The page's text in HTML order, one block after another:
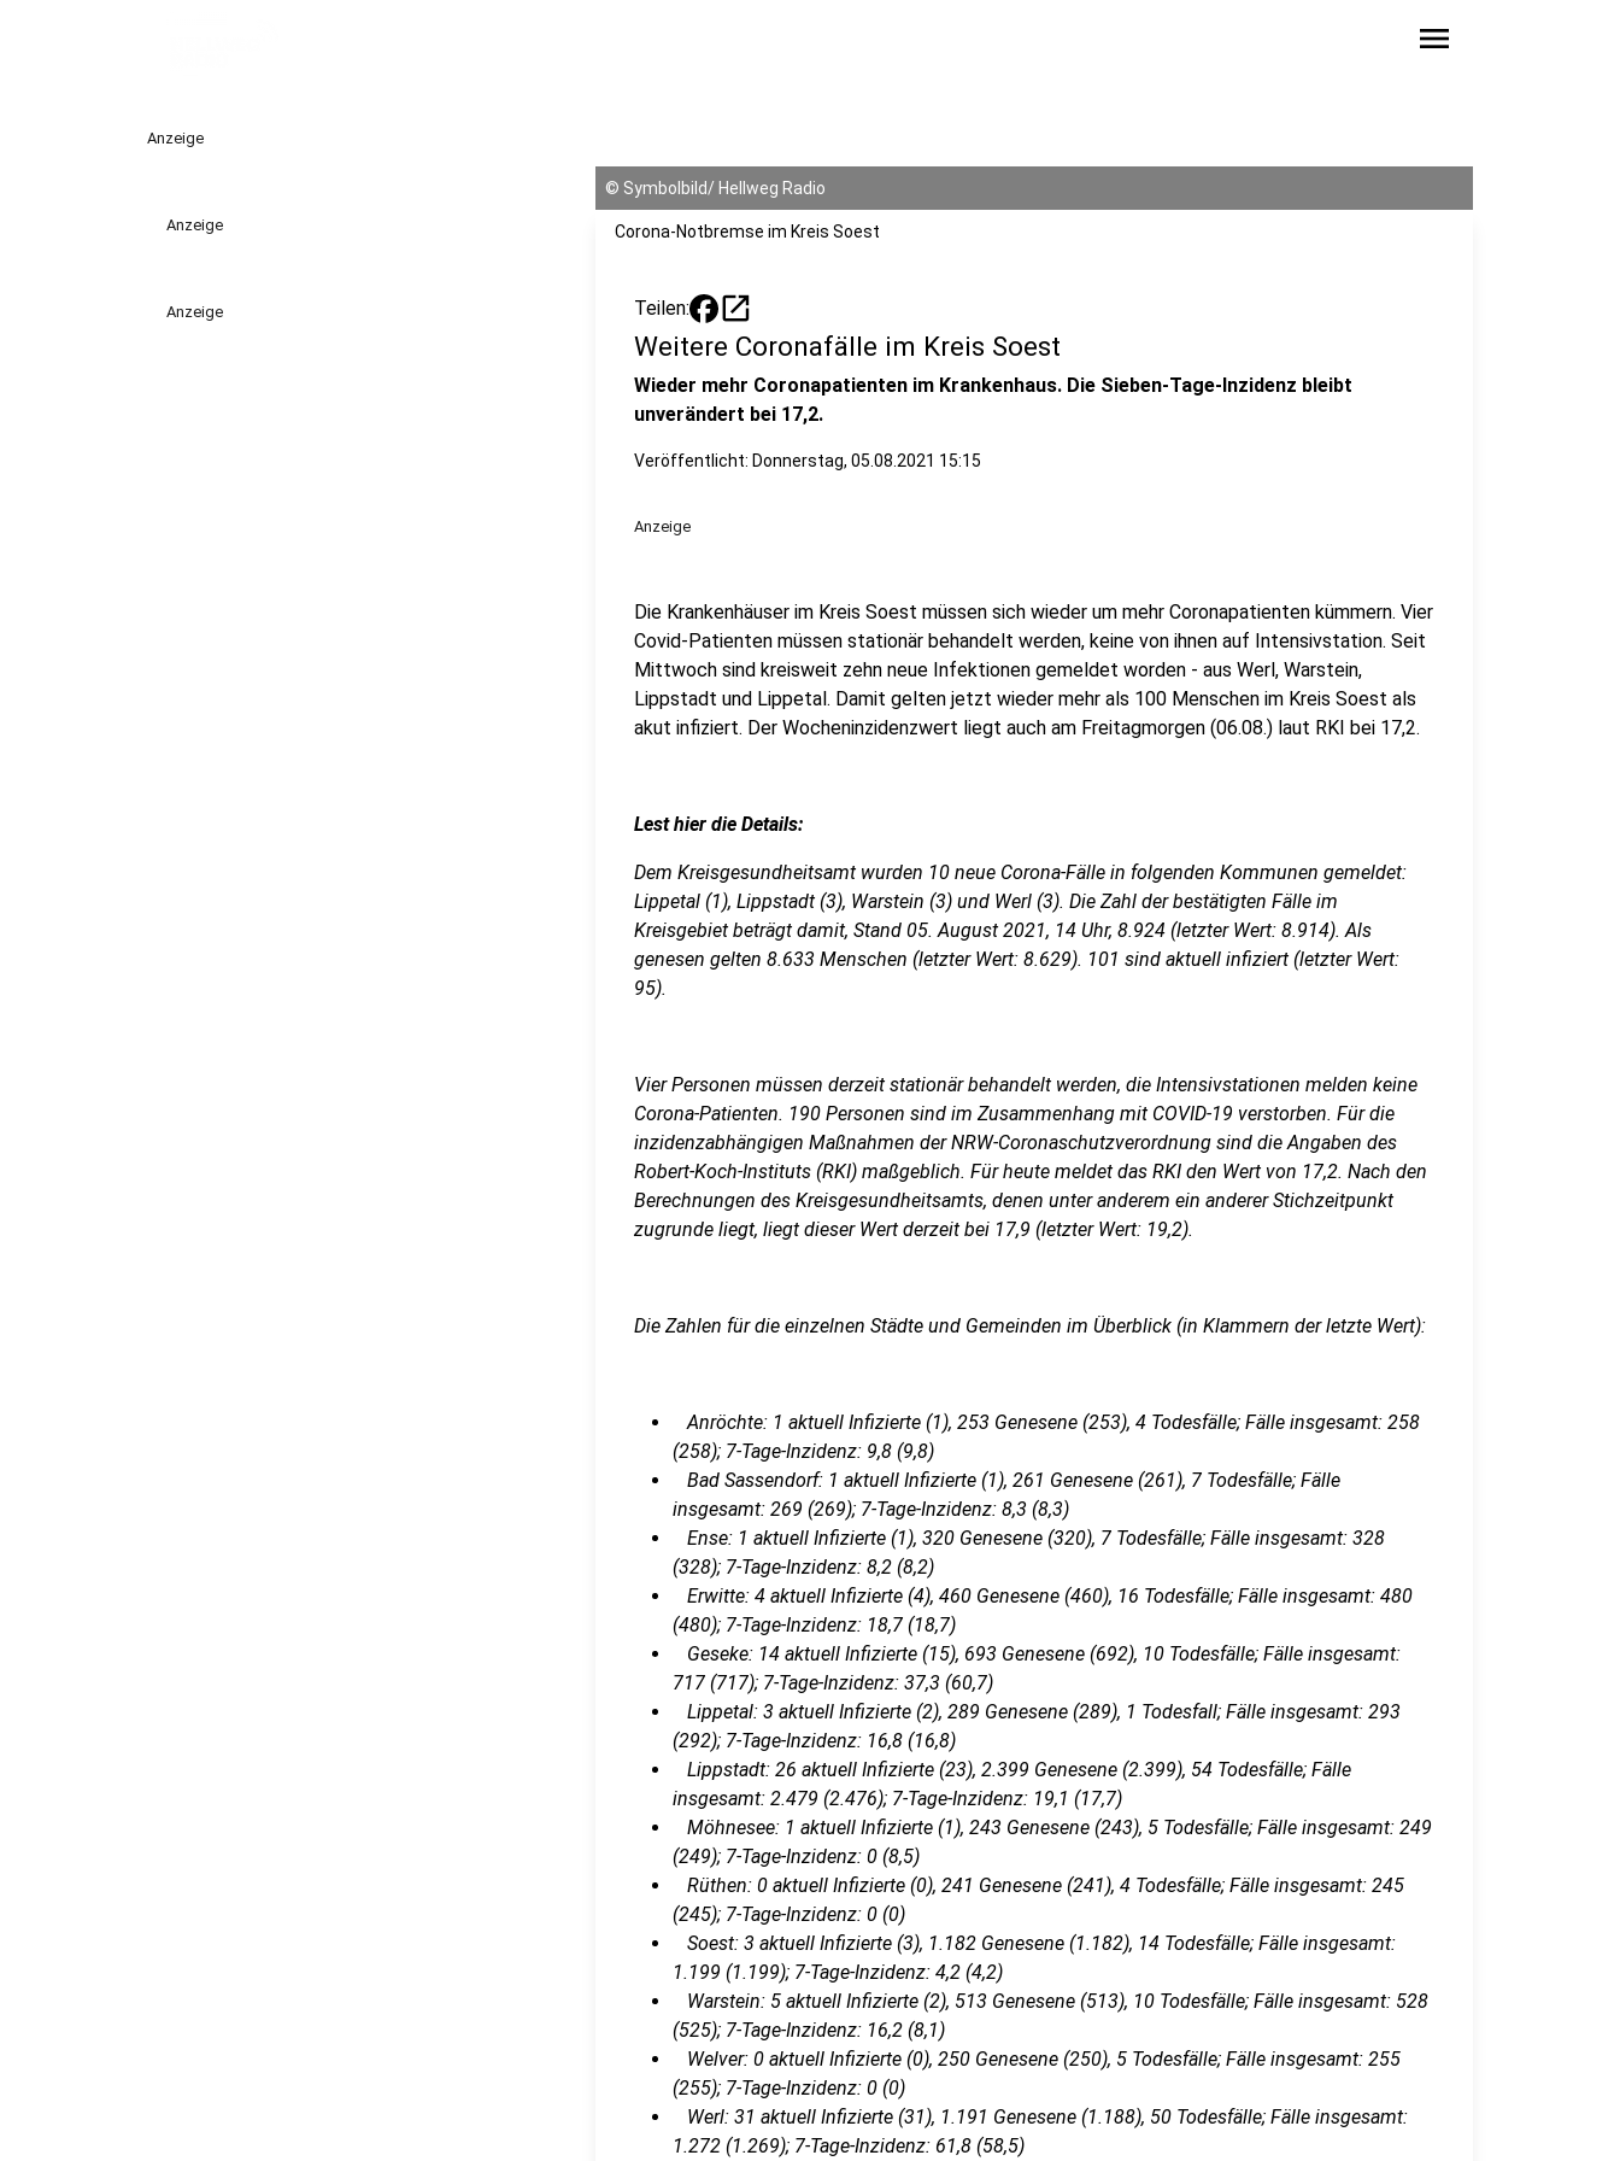
menu
Anzeige
Anzeige
Anzeige
© Symbolbild/ Hellweg Radio
Corona-Notbremse im Kreis Soest
Teilen: open_in_new
Weitere Coronafälle im Kreis Soest
Wieder mehr Coronapatienten im Krankenhaus. Die Sieben-Tage-Inzidenz bleibt
unverändert bei 17,2.
Veröffentlicht: Donnerstag, 05.08.2021 15:15
Anzeige
Die Krankenhäuser im Kreis Soest müssen sich wieder um mehr Coronapatienten kümmern. Vier
Covid-Patienten müssen stationär behandelt werden, keine von ihnen auf Intensivstation. Seit
Mittwoch sind kreisweit zehn neue Infektionen gemeldet worden - aus Werl, Warstein,
Lippstadt und Lippetal. Damit gelten jetzt wieder mehr als 100 Menschen im Kreis Soest als
akut infiziert. Der Wocheninzidenzwert liegt auch am Freitagmorgen (06.08.) laut RKI bei 17,2.
Lest hier die Details:
Dem Kreisgesundheitsamt wurden 10 neue Corona-Fälle in folgenden Kommunen gemeldet:
Lippetal (1), Lippstadt (3), Warstein (3) und Werl (3). Die Zahl der bestätigten Fälle im
Kreisgebiet beträgt damit, Stand 05. August 2021, 14 Uhr, 8.924 (letzter Wert: 8.914). Als
genesen gelten 8.633 Menschen (letzter Wert: 8.629). 101 sind aktuell infiziert (letzter Wert:
95).
Vier Personen müssen derzeit stationär behandelt werden, die Intensivstationen melden keine
Corona-Patienten. 190 Personen sind im Zusammenhang mit COVID-19 verstorben. Für die
inzidenzabhängigen Maßnahmen der NRW-Coronaschutzverordnung sind die Angaben des
Robert-Koch-Instituts (RKI) maßgeblich. Für heute meldet das RKI den Wert von 17,2. Nach den
Berechnungen des Kreisgesundheitsamts, denen unter anderem ein anderer Stichzeitpunkt
zugrunde liegt, liegt dieser Wert derzeit bei 17,9 (letzter Wert: 19,2).
Die Zahlen für die einzelnen Städte und Gemeinden im Überblick (in Klammern der letzte Wert):
Anröchte: 1 aktuell Infizierte (1), 253 Genesene (253), 4 Todesfälle; Fälle insgesamt: 258
(258); 7-Tage-Inzidenz: 9,8 (9,8)
Bad Sassendorf: 1 aktuell Infizierte (1), 261 Genesene (261), 7 Todesfälle; Fälle
insgesamt: 269 (269); 7-Tage-Inzidenz: 8,3 (8,3)
Ense: 1 aktuell Infizierte (1), 320 Genesene (320), 7 Todesfälle; Fälle insgesamt: 328
(328); 7-Tage-Inzidenz: 8,2 (8,2)
Erwitte: 4 aktuell Infizierte (4), 460 Genesene (460), 16 Todesfälle; Fälle insgesamt: 480
(480); 7-Tage-Inzidenz: 18,7 (18,7)
Geseke: 14 aktuell Infizierte (15), 693 Genesene (692), 10 Todesfälle; Fälle insgesamt:
717 (717); 7-Tage-Inzidenz: 37,3 (60,7)
Lippetal: 3 aktuell Infizierte (2), 289 Genesene (289), 1 Todesfall; Fälle insgesamt: 293
(292); 7-Tage-Inzidenz: 16,8 (16,8)
Lippstadt: 26 aktuell Infizierte (23), 2.399 Genesene (2.399), 54 Todesfälle; Fälle
insgesamt: 2.479 (2.476); 7-Tage-Inzidenz: 19,1 (17,7)
Möhnesee: 1 aktuell Infizierte (1), 243 Genesene (243), 5 Todesfälle; Fälle insgesamt: 249
(249); 7-Tage-Inzidenz: 0 (8,5)
Rüthen: 0 aktuell Infizierte (0), 241 Genesene (241), 4 Todesfälle; Fälle insgesamt: 245
(245); 7-Tage-Inzidenz: 0 (0)
Soest: 3 aktuell Infizierte (3), 1.182 Genesene (1.182), 14 Todesfälle; Fälle insgesamt:
1.199 (1.199); 7-Tage-Inzidenz: 4,2 (4,2)
Warstein: 5 aktuell Infizierte (2), 513 Genesene (513), 10 Todesfälle; Fälle insgesamt: 528
(525); 7-Tage-Inzidenz: 16,2 (8,1)
Welver: 0 aktuell Infizierte (0), 250 Genesene (250), 5 Todesfälle; Fälle insgesamt: 255
(255); 7-Tage-Inzidenz: 0 (0)
Werl: 31 aktuell Infizierte (31), 1.191 Genesene (1.188), 50 Todesfälle; Fälle insgesamt:
1.272 (1.269); 7-Tage-Inzidenz: 61,8 (58,5)